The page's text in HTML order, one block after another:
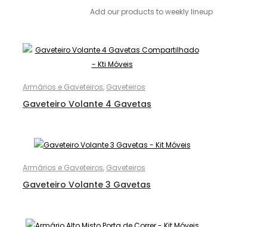
Add our products to weekly lineup
Armários e Gaveteiros, Gaveteiros
Gaveteiro Volante 4 Gavetas
Armários e Gaveteiros, Gaveteiros
Gaveteiro Volante 3 Gavetas